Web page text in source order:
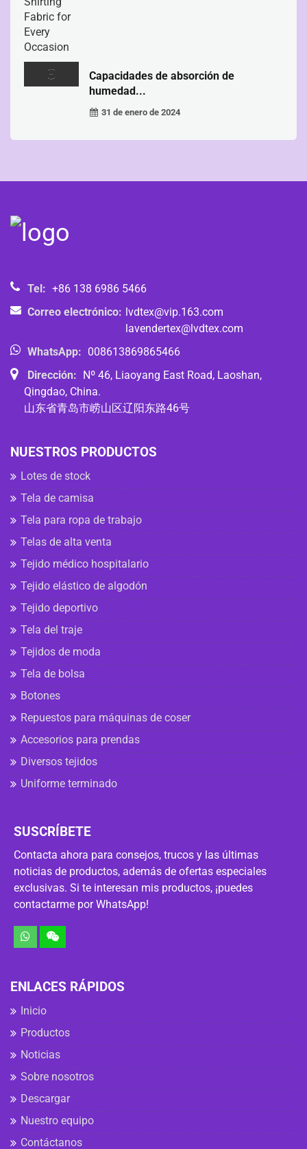
Capacidades de absorción de
humedad...
31 de enero de 2024
Tel: +86 138 6986 5466
Correo electrónico: lvdtex@vip.163.com
lavendertex@lvdtex.com
WhatsApp: 008613869865466
Dirección: Nº 46, Liaoyang East Road, Laoshan,
Qingdao, China.
山东省青岛市崂山区辽阳东路46号
NUESTROS PRODUCTOS
Lotes de stock
Tela de camisa
Tela para ropa de trabajo
Telas de alta venta
Tejido médico hospitalario
Tejido elástico de algodón
Tejido deportivo
Tela del traje
Tejidos de moda
Tela de bolsa
Botones
Repuestos para máquinas de coser
Accesorios para prendas
Diversos tejidos
Uniforme terminado
SUSCRÍBETE
Contacta ahora para consejos, trucos y las últimas
noticias de productos, además de ofertas especiales
exclusivas. Si te interesan mis productos, ¡puedes
contactarme por WhatsApp!
ENLACES RÁPIDOS
Inicio
Productos
Noticias
Sobre nosotros
Descargar
Nuestro equipo
Contáctanos